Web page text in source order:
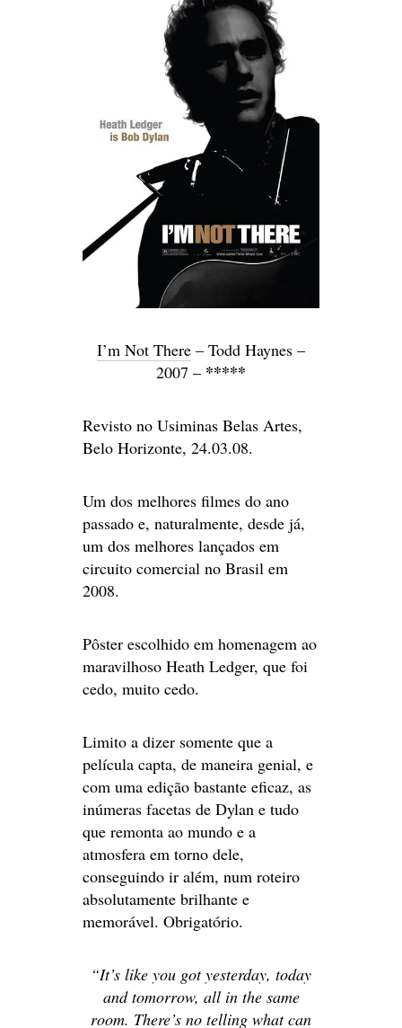
I’m Not There – Todd Haynes –
2007 – *****
Revisto no Usiminas Belas Artes,
Belo Horizonte, 24.03.08.
Um dos melhores filmes do ano
passado e, naturalmente, desde já,
um dos melhores lançados em
circuito comercial no Brasil em
2008.
Pôster escolhido em homenagem ao
maravilhoso Heath Ledger, que foi
cedo, muito cedo.
Limito a dizer somente que a
película capta, de maneira genial, e
com uma edição bastante eficaz, as
inúmeras facetas de Dylan e tudo
que remonta ao mundo e a
atmosfera em torno dele,
conseguindo ir além, num roteiro
absolutamente brilhante e
memorável. Obrigatório.
“It’s like you got yesterday, today
and tomorrow, all in the same
room. There’s no telling what can